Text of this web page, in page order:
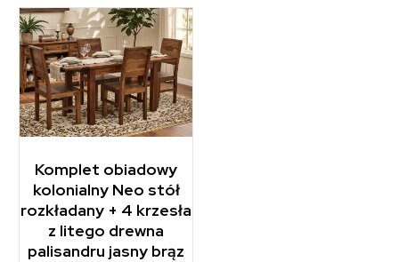
Komplet obiadowy
kolonialny Neo stół
rozkładany + 4 krzesła
z litego drewna
palisandru jasny brąz